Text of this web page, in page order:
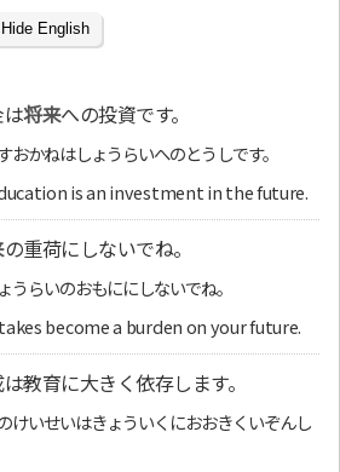
English
将来への投資です。
おかねはしょうらいへのとうしです。
is an investment in the future.
の重荷にしないでね。
うらいのおもににしないでね。
become a burden on your future.
教育に大きく依存します。
けいせいはきょういくにおおきくいぞんし